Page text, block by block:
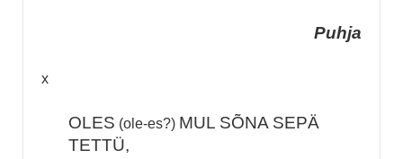
Puhja
x
OLES (ole-es?) MUL SÕNA SEPÄ
TETTÜ,